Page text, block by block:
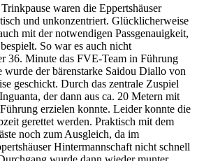
waren die Eppertshäuser
und unkonzentriert. Glücklicherweise
mit der notwendigen Passgenauigkeit,
So war es auch nicht
36. Minute das FVE-Team in Führung
wurde der bärenstarke Saidou Diallo von
geschickt. Durch das zentrale Zuspiel
der dann aus ca. 20 Metern mit
erzielen konnte. Leider konnte die
gerettet werden. Praktisch mit dem
noch zum Ausgleich, da im
Hintermannschaft nicht schnell